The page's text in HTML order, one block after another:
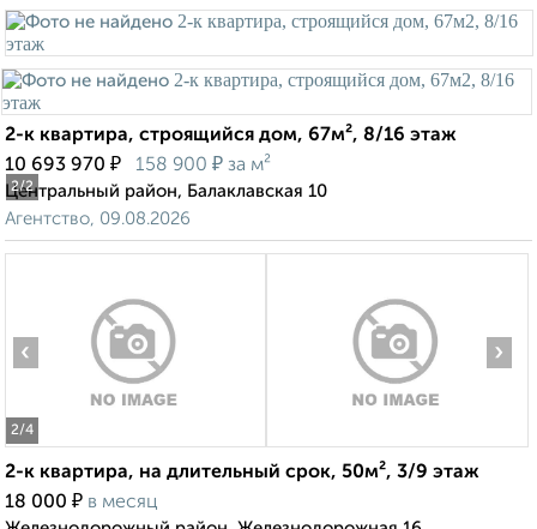
2/2
2-к квартира, строящийся дом, 67м², 8/16 этаж
10 693 970 ₽ 158 900 ₽ за м²
Центральный район, Балаклавская 10
Агентство, 09.08.2026
2/4
‹ ›
2-к квартира, на длительный срок, 50м², 3/9 этаж
18 000 ₽ в месяц